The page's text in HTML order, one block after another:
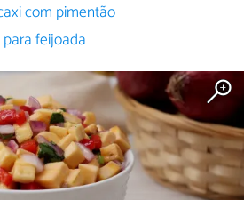
com pimentão
feijoada